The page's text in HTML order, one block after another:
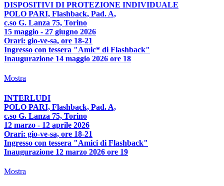
DISPOSITIVI DI PROTEZIONE INDIVIDUALE
POLO PARI, Flashback, Pad. A,
c.so G. Lanza 75, Torino
15 maggio - 27 giugno 2026
Orari: gio-ve-sa, ore 18-21
Ingresso con tessera "Amic* di Flashback"
Inaugurazione 14 maggio 2026 ore 18
Mostra
INTERLUDI
POLO PARI, Flashback, Pad. A,
c.so G. Lanza 75, Torino
12 marzo - 12 aprile 2026
Orari: gio-ve-sa, ore 18-21
Ingresso con tessera "Amici di Flashback"
Inaugurazione 12 marzo 2026 ore 19
Mostra